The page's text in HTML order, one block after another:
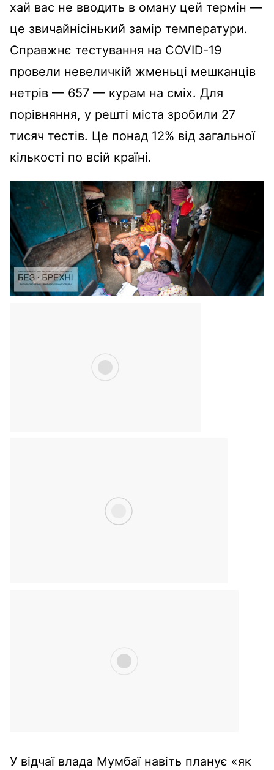
хай вас не вводить в оману цей термін —
це звичайнісінький замір температури.
Справжнє тестування на COVID-19
провели невеличкій жменьці мешканців
нетрів — 657 — курам на сміх. Для
порівняння, у решті міста зробили 27
тисяч тестів. Це понад 12% від загальної
кількості по всій країні.
У відчаї влада Мумбаї навіть планує «як